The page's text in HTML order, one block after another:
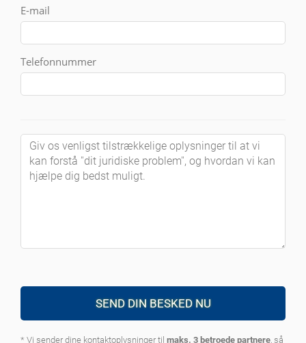
E-mail
Telefonnummer
SEND DIN BESKED NU
* Vi sender dine kontaktoplysninger til maks. 3 betroede partnere, så